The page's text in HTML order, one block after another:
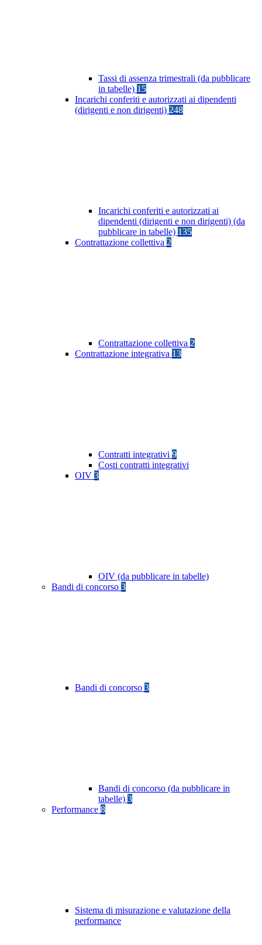
Tassi di assenza trimestrali (da pubblicare
in tabelle) 15
Incarichi conferiti e autorizzati ai dipendenti
(dirigenti e non dirigenti) 248
Incarichi conferiti e autorizzati ai
dipendenti (dirigenti e non dirigenti) (da
pubblicare in tabelle) 135
Contrattazione collettiva 2
Contrattazione collettiva 2
Contrattazione integrativa 13
Contratti integrativi 9
Costi contratti integrativi
OIV 3
OIV (da pubblicare in tabelle)
Bandi di concorso 3
Bandi di concorso 3
Bandi di concorso (da pubblicare in
tabelle) 3
Performance 8
Sistema di misurazione e valutazione della
performance